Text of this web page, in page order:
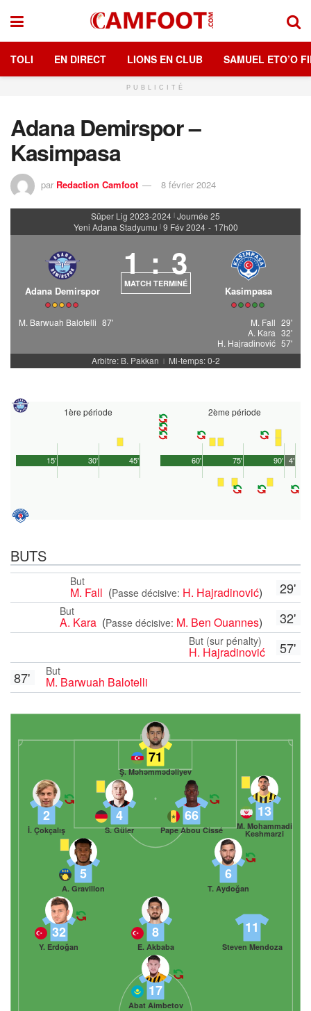
TOLI EN DIRECT LIONS EN CLUB SAMUEL ETO’O
PUBLICITÉ
Adana Demirspor –
Kasimpasa
par Redaction Camfoot 8 février 2024
Süper Lig 2023-2024 | Journée 25
Yeni Adana Stadyumu | 9 Fév 2024 - 17h00
Adana Demirspor
1 : 3
MATCH TERMINÉ
Kasimpasa
M. Barwuah Balotelli 87' M. Fall 29'
A. Kara 32'
H. Hajradinović 57'
Arbitre: B. Pakkan
| Mi-temps: 0-2
1ère période
45'
15' 30'
2ème période
90'
60' 75' 4'
BUTS
29'
But
M. Fall (Passe décisive: H. Hajradinović)
32'
But
A. Kara (Passe décisive: M. Ben Ouannes)
57'
But (sur pénalty)
H. Hajradinović
But
M. Barwuah Balotelli
87'
71
Ş. Məhəmmədəliyev
13
M. Mohammadi
Keshmarzi
66
Pape Abou Cissé
4
S. Güler
2
İ. Çokçalış
6
T. Aydoğan
5
A. Gravillon
11
Steven Mendoza
8
E. Akbaba
32
Y. Erdoğan
17
Abat Aimbetov